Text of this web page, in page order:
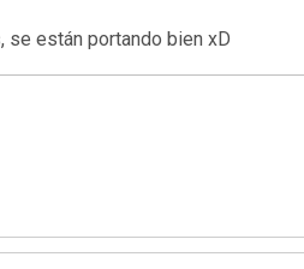
se están portando bien xD